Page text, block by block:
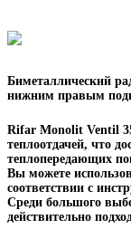
Биметаллический
нижним правым
Rifar Monolit Ventil
теплоотдачей, что
теплопередающих
Вы можете
соответствии с
Среди большого
действительно